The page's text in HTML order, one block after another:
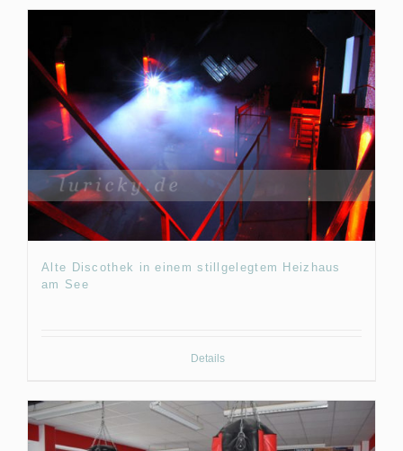
Alte Discothek in einem stillgelegtem Heizhaus
am See
Details